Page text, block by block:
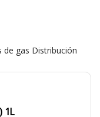
de gas Distribución
1L